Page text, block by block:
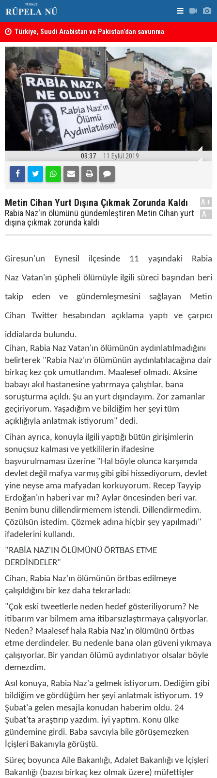
Türkiye, Suudi Arabistan ve Pakistan’dan savunma
anlaşması: Bir üyeye saldırı, tüm üyelere yapılmış
sayılacak
Önemli
09:37 11 Eylül 2019
Metin Cihan Yurt Dışına Çıkmak Zorunda Kaldı
Rabia Naz'ın ölümünü gündemleştiren Metin Cihan yurt
dışına çıkmak zorunda kaldı
A+
A-
Giresun'un Eynesil ilçesinde 11 yaşındaki Rabia
Naz Vatan'ın şüpheli ölümüyle ilgili süreci başından beri
takip eden ve gündemleşmesini sağlayan Metin
Cihan Twitter hesabından açıklama yaptı ve çarpıcı
iddialarda bulundu.
Cihan, Rabia Naz Vatan'ın ölümünün aydınlatılmadığını
belirterek "Rabia Naz'ın ölümünün aydınlatılacağına dair
birkaç kez çok umutlandım. Maalesef olmadı. Aksine
babayı akıl hastanesine yatırmaya çalıştılar, bana
soruşturma açıldı. Şu an yurt dışındayım. Zor zamanlar
geçiriyorum. Yaşadığım ve bildiğim her şeyi tüm
açıklığıyla anlatmak istiyorum" dedi.
Cihan ayrıca, konuyla ilgili yaptığı bütün girişimlerin
sonuçsuz kalması ve yetkililerin ifadesine
başvurulmaması üzerine "Hal böyle olunca karşımda
devlet değil mafya varmış gibi gibi hissediyorum, devlet
yine neyse ama mafyadan korkuyorum. Recep Tayyip
Erdoğan'ın haberi var mı? Aylar öncesinden beri var.
Benim bunu dillendirmemem istendi. Dillendirmedim.
Çözülsün istedim. Çözmek adına hiçbir şey yapılmadı"
ifadelerini kullandı.
"RABİA NAZ'IN ÖLÜMÜNÜ ÖRTBAS ETME
DERDİNDELER"
Cihan, Rabia Naz'ın ölümünün örtbas edilmeye
çalışıldığını bir kez daha tekrarladı:
"Çok eski tweetlerle neden hedef gösteriliyorum? Ne
itibarım var bilmem ama itibarsızlaştırmaya çalışıyorlar.
Neden? Maalesef hala Rabia Naz'ın ölümünü örtbas
etme derdindeler. Bu nedenle bana olan güveni yıkmaya
çalışıyorlar. Bir yandan ölümü aydınlatıyor olsalar böyle
demezdim.
Asıl konuya, Rabia Naz'a gelmek istiyorum. Dediğim gibi
bildiğim ve gördüğüm her şeyi anlatmak istiyorum. 19
Şubat'a gelen mesajla konudan haberim oldu. 24
Şubat'ta araştırıp yazdım. İyi yaptım. Konu ülke
gündemine girdi. Baba savcıyla bile görüşemezken
İçişleri Bakanıyla görüştü.
Süreç boyunca Aile Bakanlığı, Adalet Bakanlığı ve İçişleri
Bakanlığı (bazısı birkaç kez olmak üzere) müfettişler